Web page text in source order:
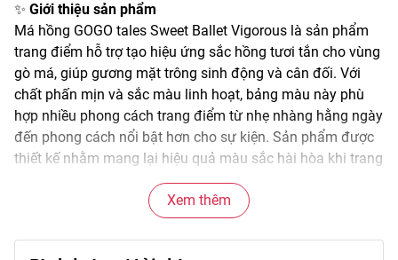
✨ Giới thiệu sản phẩm
Má hồng GOGO tales Sweet Ballet Vigorous là sản phẩm
trang điểm hỗ trợ tạo hiệu ứng sắc hồng tươi tắn cho vùng
gò má, giúp gương mặt trông sinh động và cân đối. Với
chất phấn mịn và sắc màu linh hoạt, bảng màu này phù
hợp nhiều phong cách trang điểm từ nhẹ nhàng hằng ngày
đến phong cách nổi bật hơn cho sự kiện. Sản phẩm được
thiết kế nhằm mang lại hiệu quả màu sắc hài hòa khi trang
điểm để hoàn thiện tổng thể gương mặt.
• Phấn mềm mịn, dễ lấy màu và tán đều trên bề mặt da mà
Xem thêm